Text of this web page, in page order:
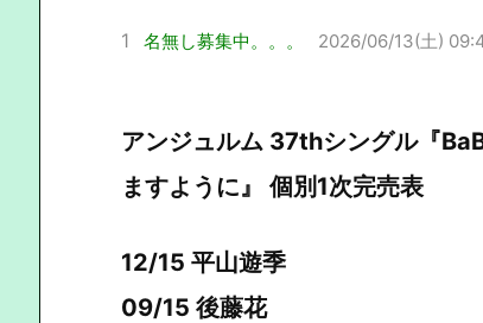
1 名無し募集中。。。 2026/06/13(土)
アンジュルム 37thシングル『
ますように』 個別1次完売表
12/15 平山遊季
09/15 後藤花